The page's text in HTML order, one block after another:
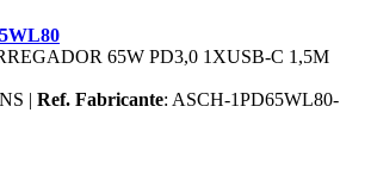
65W PD3,0 1XUSB-C 1,5M
| Ref. Fabricante: ASCH-1PD65WL80-